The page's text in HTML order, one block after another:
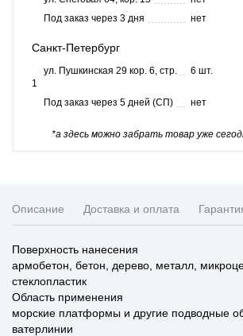
Под заказ через 3 дня
нет
Санкт-Петербург
ул. Пушкинская 29 кор. 6, стр.
1
6 шт.
Под заказ через 5 дней (СП) нет
*а здесь можно забрать товар уже
Описание Доставка и оплата
Поверхность нанесения
армобетон, бетон, дерево, металл,
стеклопластик
Область применения
морские платформы и другие подводные
ватерлинии